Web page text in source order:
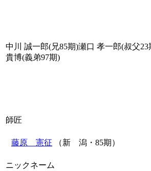
中川 誠一郎(兄85期)瀬口 孝一郎(叔父
貴博(義弟97期)
師匠
藤原 憲征 （新 潟・85期）
ニックネーム